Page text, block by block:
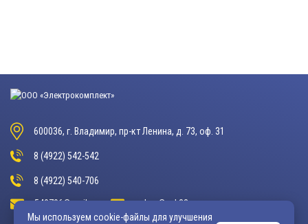
600036, г. Владимир, пр-кт Ленина, д. 73, оф. 31
8 (4922) 542-542
8 (4922) 540-706
540706@mail.ru zakaz@vek33.ru
Мы используем cookie-файлы для улучшения